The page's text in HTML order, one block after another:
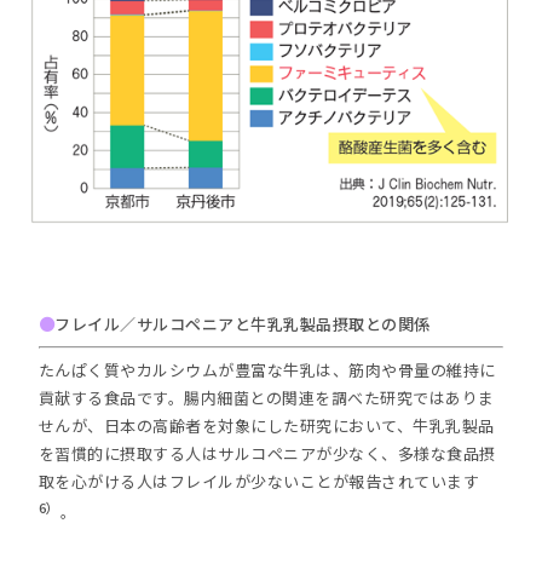
●フレイル／サルコペニアと牛乳乳製品摂取との関係
たんぱく質やカルシウムが豊富な牛乳は、筋肉や骨量の維持に
貢献する食品です。腸内細菌との関連を調べた研究ではありま
せんが、日本の高齢者を対象にした研究において、牛乳乳製品
を習慣的に摂取する人はサルコペニアが少なく、多様な食品摂
取を心がける人はフレイルが少ないことが報告されています
6） 。